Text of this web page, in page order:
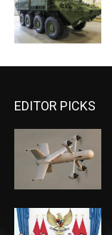
EDITOR PICKS